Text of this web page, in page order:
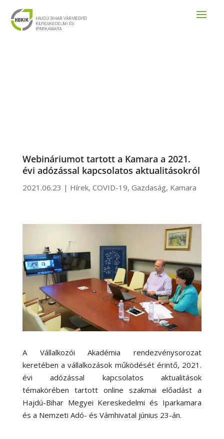
Webináriumot tartott a Kamara a 2021.
évi adózással kapcsolatos aktualitásokról
2021.06.23 | Hírek, COVID-19, Gazdaság, Kamara
A Vállalkozói Akadémia rendezvénysorozat
keretében a vállalkozások működését érintő, 2021.
évi adózással kapcsolatos aktualitások
témakörében tartott online szakmai előadást a
Hajdú-Bihar Megyei Kereskedelmi és Iparkamara
és a Nemzeti Adó- és Vámhivatal június 23-án.